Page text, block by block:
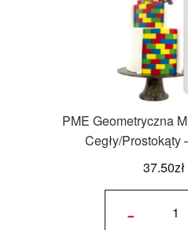
PME Geometryczna
Cegły/Prostokąty
37.50zł
-
ilość PME
Cegły/
- Zestaw 3 szt.